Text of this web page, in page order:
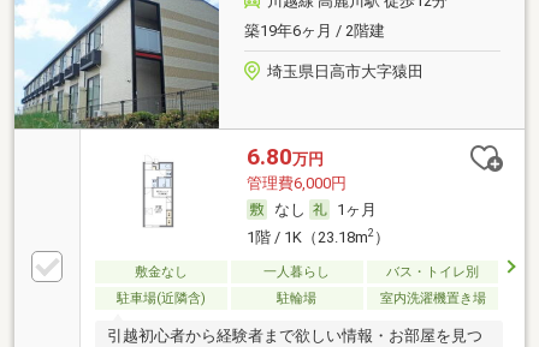
築19年6ヶ月 / 2階建
埼玉県日高市大字猿田
6.80万円
管理費6,000円
なし
1ヶ月
1階 / 1K（23.18m2）
敷金なし 一人暮らし
バス・トイレ別
駐車場(近隣含)
駐輪場 室内洗濯機置き場
引越初心者から経験者まで欲しい情報・お部屋を見つ